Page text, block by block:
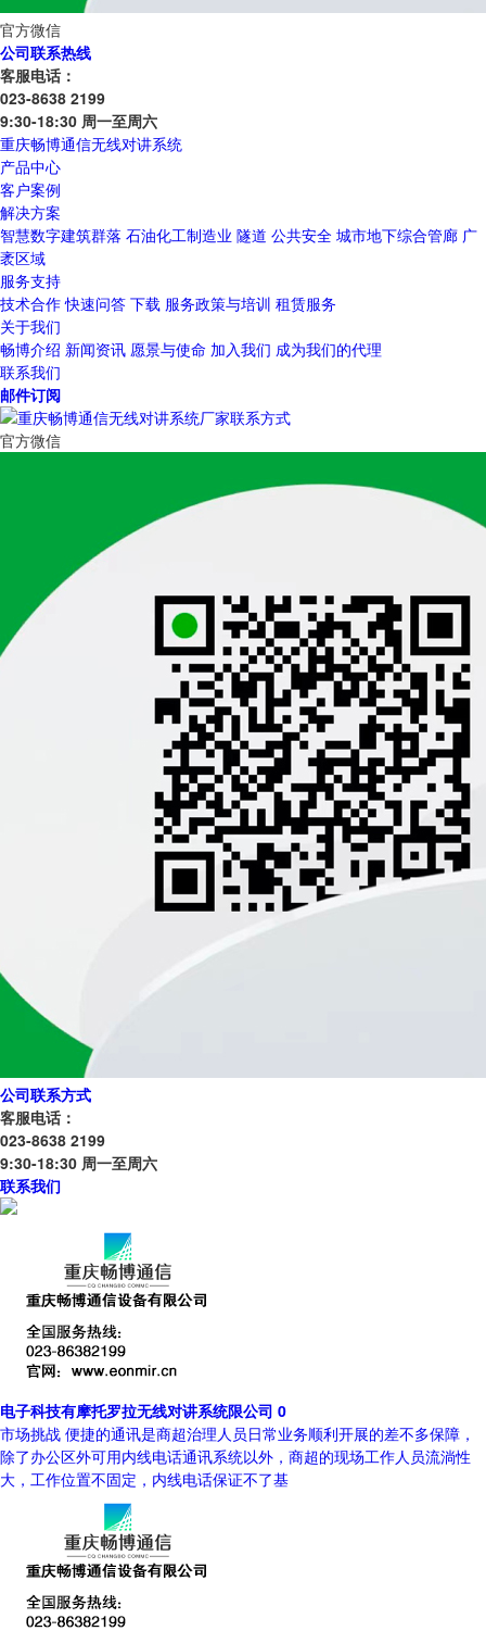
官方微信
公司联系热线
客服电话：
023-8638 2199
9:30-18:30 周一至周六
重庆畅博通信无线对讲系统
产品中心
客户案例
解决方案
智慧数字建筑群落 石油化工制造业 隧道 公共安全 城市地下综合管廊 广
袤区域
服务支持
技术合作 快速问答 下载 服务政策与培训 租赁服务
关于我们
畅博介绍 新闻资讯 愿景与使命 加入我们 成为我们的代理
联系我们
邮件订阅
官方微信
公司联系方式
客服电话：
023-8638 2199
9:30-18:30 周一至周六
联系我们
电子科技有摩托罗拉无线对讲系统限公司 0
市场挑战 便捷的通讯是商超治理人员日常业务顺利开展的差不多保障，
除了办公区外可用内线电话通讯系统以外，商超的现场工作人员流淌性
大，工作位置不固定，内线电话保证不了基